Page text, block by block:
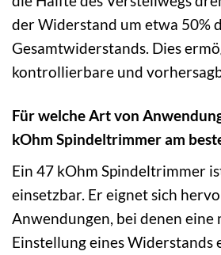
der Widerstand um etwa 50%
Gesamtwiderstands. Dies
kontrollierbare und
Für welche Art von
kOhm Spindeltrimmer am
Ein 47 kOhm Spindeltrimmer
einsetzbar. Er eignet sich
Anwendungen, bei denen
Einstellung eines Widerstands